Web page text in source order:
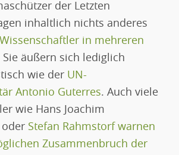
der Letzten
inhaltlich nichts anderes
in mehreren
Sie äußern sich lediglich
wie der UN-
Antonio Guterres. Auch viele
wie Hans Joachim
oder Stefan Rahmstorf warnen
Zusammenbruch der